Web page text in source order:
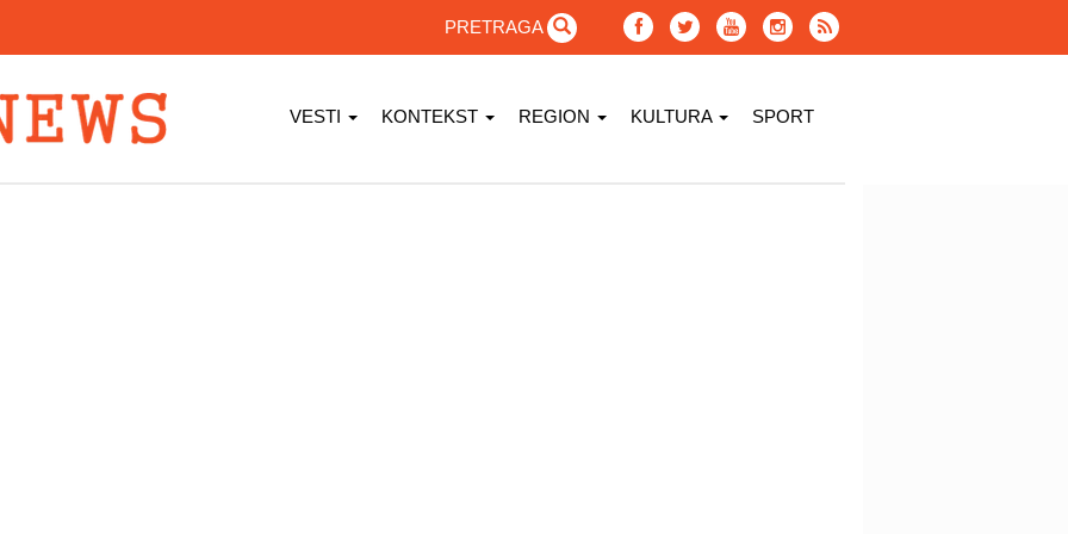
PRETRAGA
VESTI KONTEKST REGION KULTURA SPORT